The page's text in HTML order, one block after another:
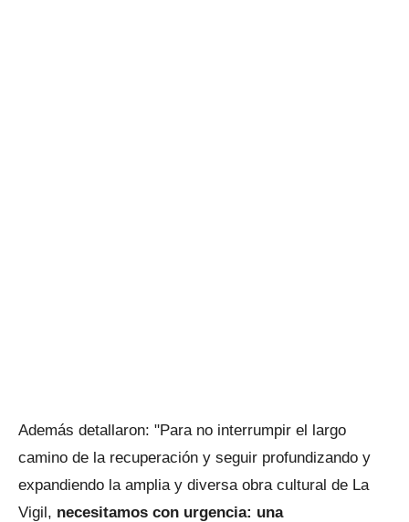
Además detallaron: "Para no interrumpir el largo
camino de la recuperación y seguir profundizando y
expandiendo la amplia y diversa obra cultural de La
Vigil, necesitamos con urgencia: una